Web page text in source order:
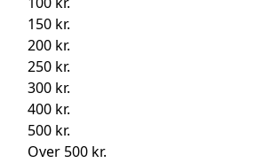
150 kr.
200 kr.
250 kr.
300 kr.
400 kr.
500 kr.
Over 500 kr.